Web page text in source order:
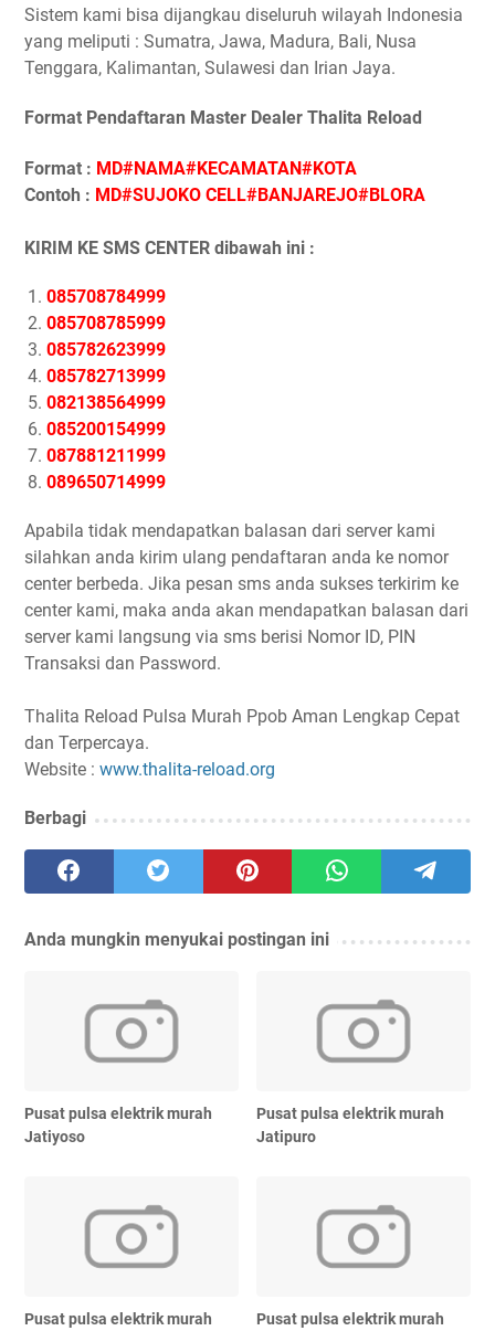
Sistem kami bisa dijangkau diseluruh wilayah Indonesia
yang meliputi : Sumatra, Jawa, Madura, Bali, Nusa
Tenggara, Kalimantan, Sulawesi dan Irian Jaya.
Format Pendaftaran Master Dealer Thalita Reload
Format : MD#NAMA#KECAMATAN#KOTA
Contoh : MD#SUJOKO CELL#BANJAREJO#BLORA
KIRIM KE SMS CENTER dibawah ini :
085708784999
085708785999
085782623999
085782713999
082138564999
085200154999
087881211999
089650714999
Apabila tidak mendapatkan balasan dari server kami
silahkan anda kirim ulang pendaftaran anda ke nomor
center berbeda. Jika pesan sms anda sukses terkirim ke
center kami, maka anda akan mendapatkan balasan dari
server kami langsung via sms berisi Nomor ID, PIN
Transaksi dan Password.
Thalita Reload Pulsa Murah Ppob Aman Lengkap Cepat
dan Terpercaya.
Website : www.thalita-reload.org
Berbagi
Anda mungkin menyukai postingan ini
Pusat pulsa elektrik murah
Jatiyoso
Pusat pulsa elektrik murah
Jatipuro
Pusat pulsa elektrik murah
Pusat pulsa elektrik murah